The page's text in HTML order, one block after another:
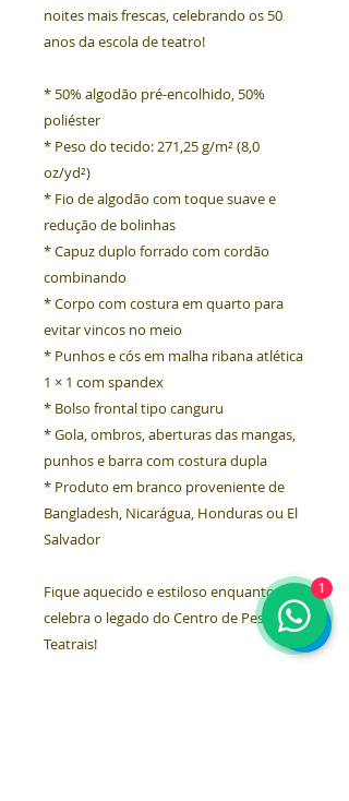
noites mais frescas, celebrando os 50
anos da escola de teatro!
* 50% algodão pré-encolhido, 50%
poliéster
* Peso do tecido: 271,25 g/m² (8,0
oz/yd²)
* Fio de algodão com toque suave e
redução de bolinhas
* Capuz duplo forrado com cordão
combinando
* Corpo com costura em quarto para
evitar vincos no meio
* Punhos e cós em malha ribana atlética
1 × 1 com spandex
* Bolso frontal tipo canguru
* Gola, ombros, aberturas das mangas,
punhos e barra com costura dupla
* Produto em branco proveniente de
Bangladesh, Nicarágua, Honduras ou El
Salvador
Fique aquecido e estiloso enquanto
celebra o legado do Centro de Pesquisas
Teatrais!
1